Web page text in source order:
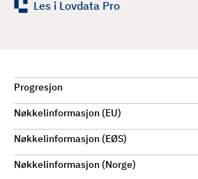
Les i Lovdata Pro
Progresjon
Nøkkelinformasjon (EU)
Nøkkelinformasjon (EØS)
Nøkkelinformasjon (Norge)